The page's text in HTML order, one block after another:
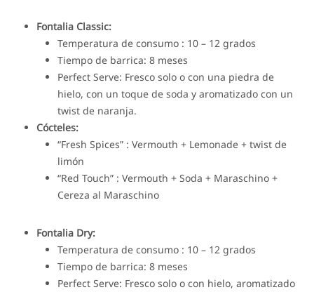
Fontalia Classic:
Temperatura de consumo : 10 – 12 grados
Tiempo de barrica: 8 meses
Perfect Serve: Fresco solo o con una piedra de
hielo, con un toque de soda y aromatizado con un
twist de naranja.
Cócteles:
“Fresh Spices” : Vermouth + Lemonade + twist de
limón
“Red Touch” : Vermouth + Soda + Maraschino +
Cereza al Maraschino
Fontalia Dry:
Temperatura de consumo : 10 – 12 grados
Tiempo de barrica: 8 meses
Perfect Serve: Fresco solo o con hielo, aromatizado